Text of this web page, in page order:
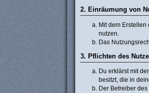
2. Einräumung von
Mit dem
nutzen.
Das
3. Pflichten des
Du erklärst mit
besitzt, die in
Der Betreiber